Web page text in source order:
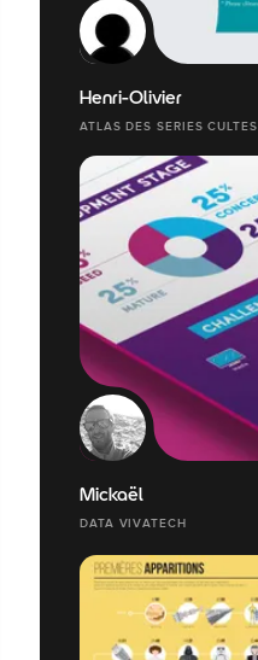
Henri-Olivier
ATLAS DES SERIES CULTES
Mickaël
DATA VIVATECH